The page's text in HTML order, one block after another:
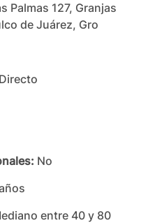
Palmas 127, Granjas
de Juárez, Gro
No
entre 40 y 80